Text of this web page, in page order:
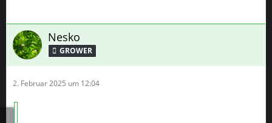
Nesko
GROWER
2. Februar 2025 um 12:04